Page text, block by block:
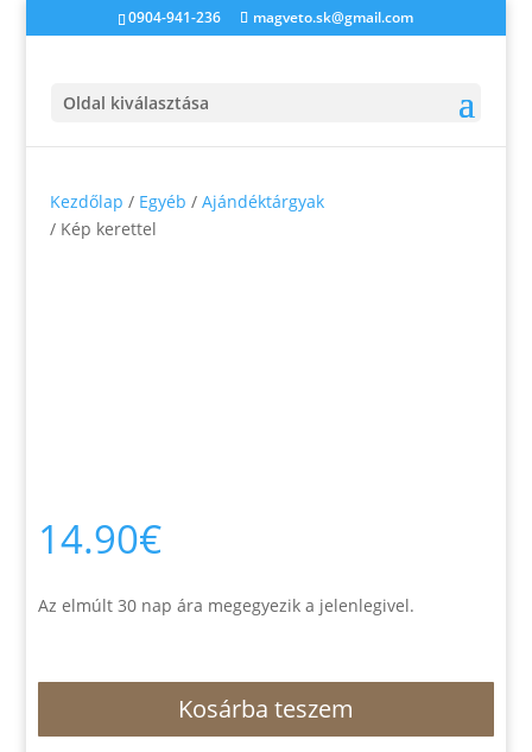
0904-941-236 magveto.sk@gmail.com
Oldal kiválasztása
Kezdőlap / Egyéb /Ajándéktárgyak
/ Kép kerettel
14.90€
Az elmúlt 30 nap ára megegyezik a jelenlegivel.
Kép
mennyiség
Kosárba teszem